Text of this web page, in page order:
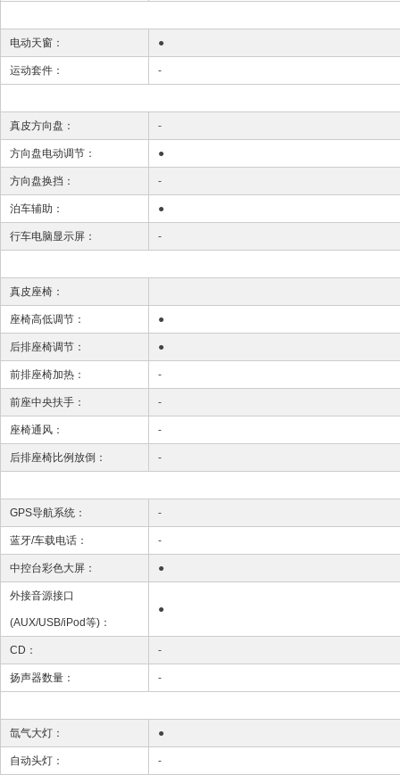
电动天窗： ●
运动套件： -
真皮方向盘： -
方向盘电动调节： ●
方向盘换挡： -
泊车辅助： ●
行车电脑显示屏： -
真皮座椅：
座椅高低调节： ●
后排座椅调节： ●
前排座椅加热： -
前座中央扶手： -
座椅通风： -
后排座椅比例放倒： -
GPS导航系统： -
蓝牙/车载电话： -
中控台彩色大屏： ●
外接音源接口
(AUX/USB/iPod等)：
●
CD： -
扬声器数量： -
氙气大灯： ●
自动头灯： -